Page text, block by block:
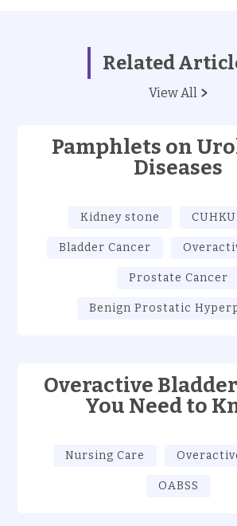
Related
View All
Pamphlets on
Diseases
Kidney stone
Bladder Cancer
Prostate Cancer
Benign Prostatic
Overactive
You Need to
Nursing Care
OABSS